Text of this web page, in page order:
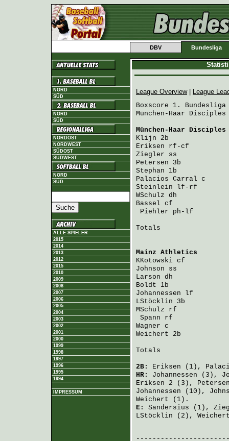
DBV Bundesliga
NORD
SÜD
NORD
SÜD
NORDOST
NORDWEST
SÜDOST
SÜDWEST
NORD
SÜD
ALLE SPIELER
2015
2014
2013
2012
2015
2010
2009
2008
2007
2006
2005
2004
2003
2002
2001
2000
1999
1998
1997
1996
1995
1994
IMPRESSUM
League Overview|
League
Boxscore 1. Bundesliga
München-Haar
München-Haar Disciples
Klijn 2b
Eriksen rf-cf
Ziegler ss
Petersen 3b
Stephan 1b
Palacios Carral c
Steinlein lf-rf
WSchulz dh
Bassel cf
Piehler ph-lf
Totals
Mainz Athletics
KKotowski cf
Johnson ss
Larson dh
Boldt 1b
Johannessen lf
LStöcklin 3b
MSchulz rf
Spann rf
Wagner c
Weichert 2b
Totals
2B: Eriksen (1),
HR: Johannessen (3),
Eriksen 2 (3),
Johannessen (10),
Weichert (1).
E: Sandersius (1),
LStöcklin (2),